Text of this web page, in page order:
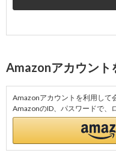
Amazonアカウント
Amazonアカウントを利用して
AmazonのID、パスワードで、